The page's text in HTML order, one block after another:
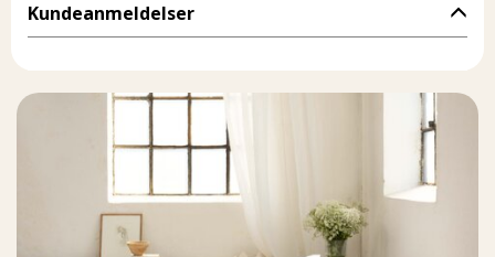
Kundeanmeldelser